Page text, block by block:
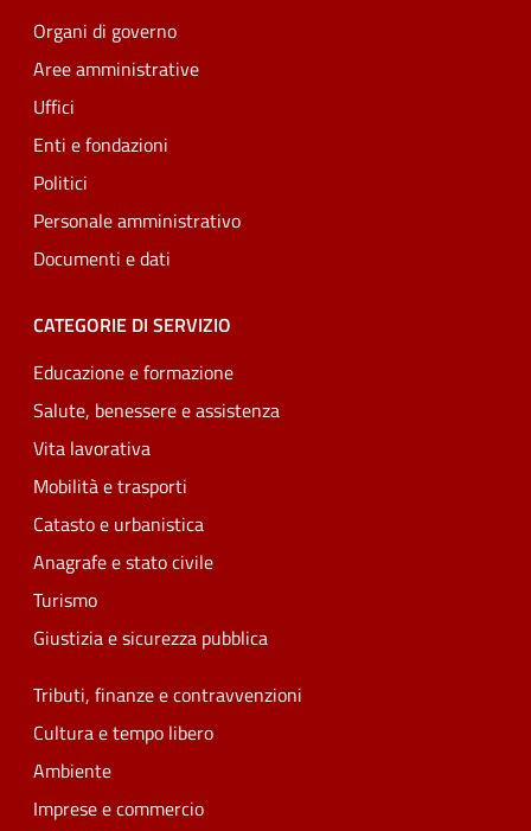
Organi di governo
Aree amministrative
Uffici
Enti e fondazioni
Politici
Personale amministrativo
Documenti e dati
CATEGORIE DI SERVIZIO
Educazione e formazione
Salute, benessere e assistenza
Vita lavorativa
Mobilità e trasporti
Catasto e urbanistica
Anagrafe e stato civile
Turismo
Giustizia e sicurezza pubblica
Tributi, finanze e contravvenzioni
Cultura e tempo libero
Ambiente
Imprese e commercio